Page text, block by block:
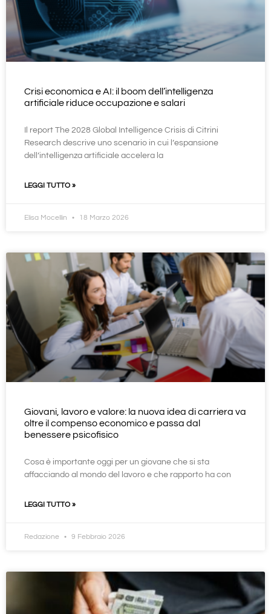
Crisi economica e AI: il boom dell’intelligenza
artificiale riduce occupazione e salari
Il report The 2028 Global Intelligence Crisis di Citrini
Research descrive uno scenario in cui l’espansione
dell’intelligenza artificiale accelera la
LEGGI TUTTO »
Elisa Mocellin 18 Marzo 2026
Giovani, lavoro e valore: la nuova idea di carriera va
oltre il compenso economico e passa dal
benessere psicofisico
Cosa è importante oggi per un giovane che si sta
affacciando al mondo del lavoro e che rapporto ha con
LEGGI TUTTO »
Redazione 9 Febbraio 2026